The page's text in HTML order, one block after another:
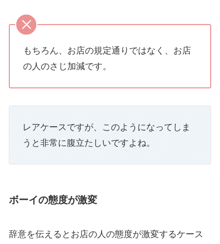
もちろん、お店の規定通りではなく、お店
の人のさじ加減です。
レアケースですが、このようになってしま
うと非常に腹立たしいですよね。
ボーイの態度が激変
辞意を伝えるとお店の人の態度が激変するケース